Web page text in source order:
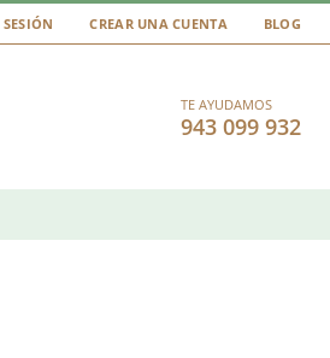
CREAR UNA CUENTA BLOG
TE AYUDAMOS
943 099 932